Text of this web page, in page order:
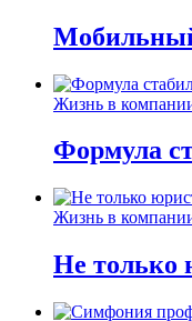
Жизнь в
Формула
Жизнь в
Не только